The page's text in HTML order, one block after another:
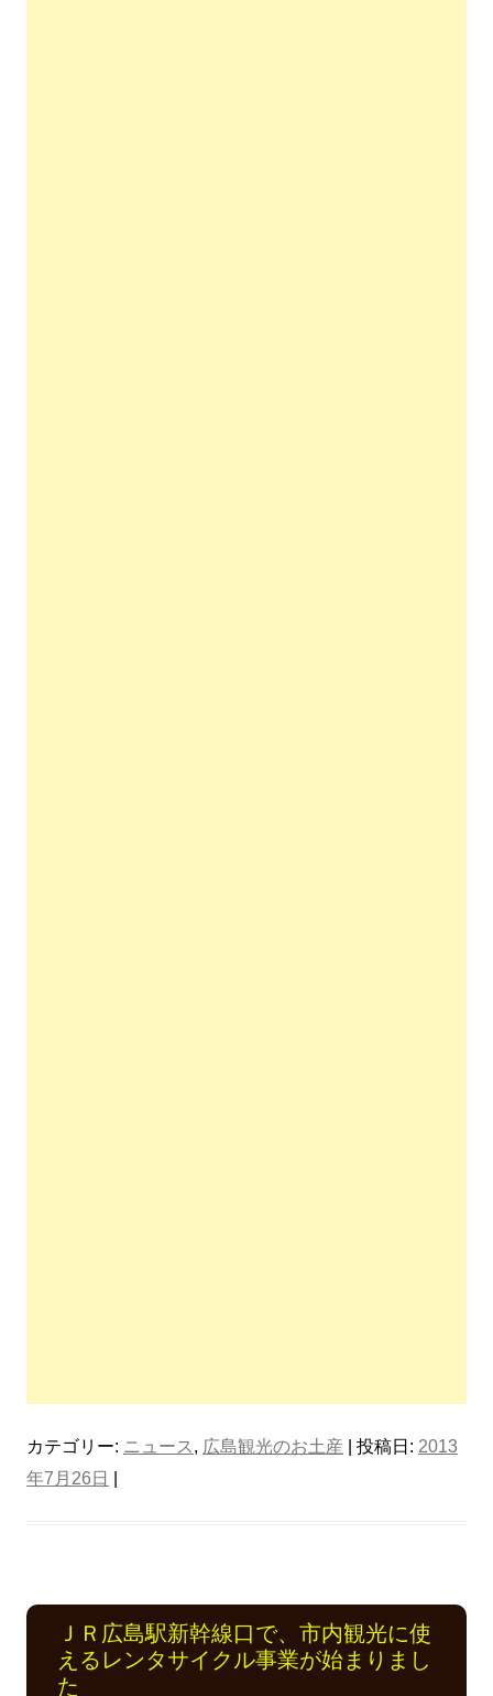
カテゴリー: ニュース , 広島観光のお土産 | 投稿日: 2013
年7月26日
ＪＲ広島駅新幹線口で、市内観光に使
えるレンタサイクル事業が始まりまし
た